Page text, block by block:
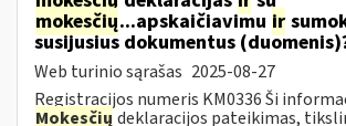
mokesčių...apskaičiavimu ir
susijusius dokumentus
Web turinio sąrašas 2025-08-27
Registracijos numeris KM0336 Ši
Mokesčių deklaracijos pateikimas,